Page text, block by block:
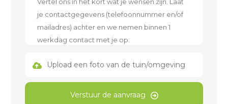
Upload een foto van de tuin/omgeving
Verstuur de aanvraag